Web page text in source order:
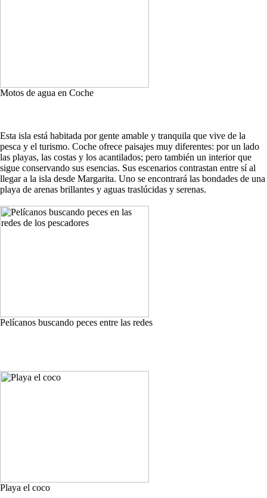
Motos de agua en Coche
Esta isla está habitada por gente amable y tranquila que vive de la
pesca y el turismo. Coche ofrece paisajes muy diferentes: por un lado
las playas, las costas y los acantilados; pero también un interior que
sigue conservando sus esencias. Sus escenarios contrastan entre sí al
llegar a la isla desde Margarita. Uno se encontrará las bondades de una
playa de arenas brillantes y aguas traslúcidas y serenas.
Pelícanos buscando peces entre las redes
Playa el coco